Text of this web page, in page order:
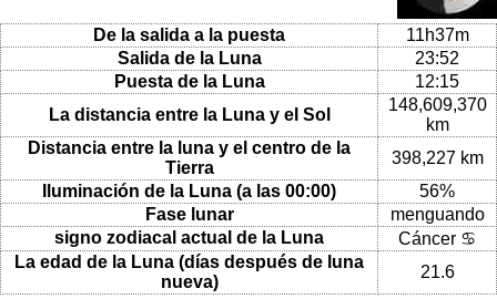
De la salida a la puesta
11h37m
Salida de la Luna
23:52
Puesta de la Luna
12:15
La distancia entre la Luna y el Sol
148,609,370
km
Distancia entre la luna y el centro de la
Tierra
398,227 km
Iluminación de la Luna (a las 00:00)
56%
Fase lunar
menguando
signo zodiacal actual de la Luna
Cáncer ♋
La edad de la Luna (días después de luna
nueva)
21.6